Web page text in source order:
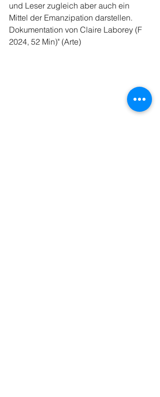
und Leser zugleich aber auch ein
Mittel der Emanzipation darstellen.
Dokumentation von Claire Laborey (F
2024, 52 Min)" (Arte)